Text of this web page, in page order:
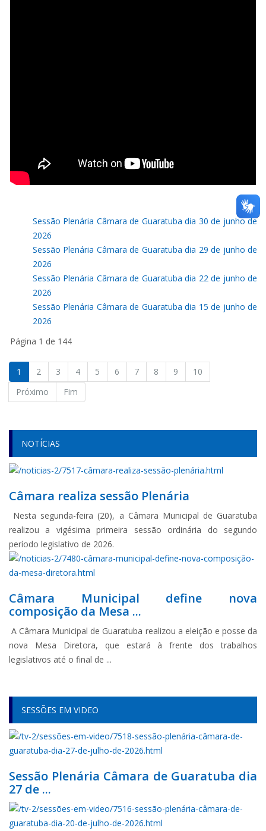
Sessão Plenária Câmara de Guaratuba dia 30 de junho de
2026
Sessão Plenária Câmara de Guaratuba dia 29 de junho de
2026
Sessão Plenária Câmara de Guaratuba dia 22 de junho de
2026
Sessão Plenária Câmara de Guaratuba dia 15 de junho de
2026
Página 1 de 144
1 2 3 4 5 6 7 8 9
10
Próximo
Fim
NOTÍCIAS
Câmara realiza sessão Plenária
Nesta segunda-feira (20), a Câmara Municipal de Guaratuba
realizou a vigésima primeira sessão ordinária do segundo
período legislativo de 2026.
Câmara Municipal define nova
composição da Mesa ...
A Câmara Municipal de Guaratuba realizou a eleição e posse da
nova Mesa Diretora, que estará à frente dos trabalhos
legislativos até o final de ...
SESSÕES EM VIDEO
Sessão Plenária Câmara de Guaratuba dia
27 de ...